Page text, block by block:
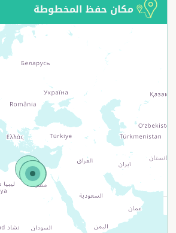
مكان حفظ المخطوطة